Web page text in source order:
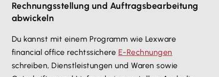
Rechnungsstellung und Auftragsbearbeitung
abwickeln
Du kannst mit einem Programm wie Lexware
financial office rechtssichere E-Rechnungen
schreiben, Dienstleistungen und Waren sowie